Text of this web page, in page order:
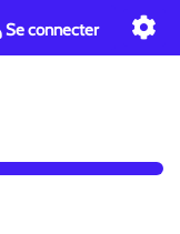
Se connecter